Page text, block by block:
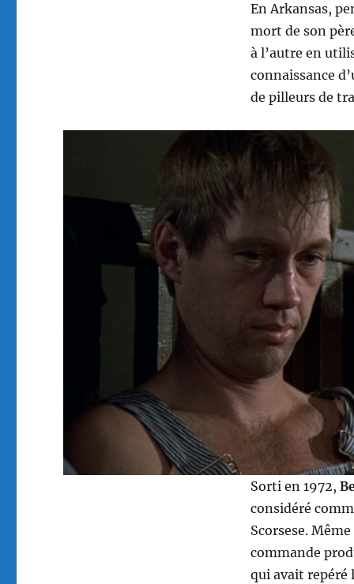
En Arkansas,
mort de son
à l’autre en
connaissance
de pilleurs de
Sorti en 1972,
considéré
Scorsese.
commande
qui avait repéré